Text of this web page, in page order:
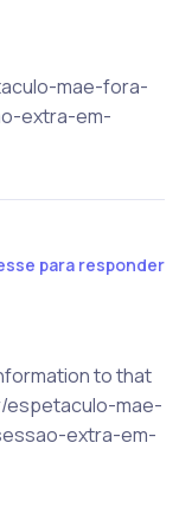
mae-fora-
extra-em-
para responder
to that
espetaculo-mae-
extra-em-